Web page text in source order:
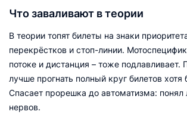
Что заваливают в теории
В теории топят билеты на знаки
перекрёстков и стоп-линии.
потоке и дистанция – тоже
лучше прогнать полный круг билетов
Спасает прорешка до автоматизма: понял
нервов.